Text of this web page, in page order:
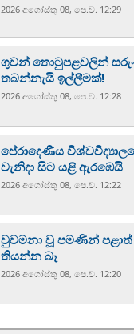
2026 අගෝස්‍තු 08, පෙ.ව. 12:29
ගුවන් තොටුපළවලින්
තබන්නැයි ඉල්ලීමක්!
2026 අගෝස්‍තු 08, පෙ.ව. 12:28
පේරාදෙණිය
වැනිදා සිට යළි ඇරඹෙයි
2026 අගෝස්‍තු 08, පෙ.ව. 12:22
වුවමනා වූ පමණින් පළාත්
තියන්න බෑ
2026 අගෝස්‍තු 08, පෙ.ව. 12:20